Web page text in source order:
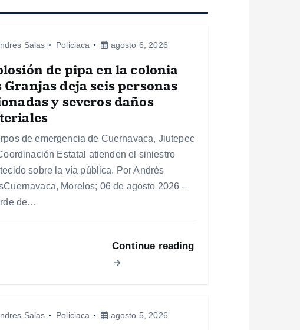
Salas Policiaca agosto 6, 2026
de pipa en la colonia
Granjas deja seis personas
y severos daños
de emergencia de Cuernavaca, Jiutepec
Estatal atienden el siniestro
sobre la vía pública. Por Andrés
Morelos; 06 de agosto 2026 –
de…
Continue reading
Salas Policiaca agosto 5, 2026